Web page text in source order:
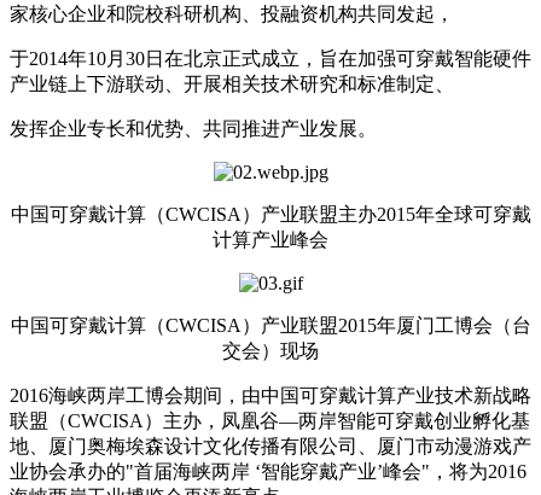
家核心企业和院校科研机构、投融资机构共同发起，
于2014年10月30日在北京正式成立，旨在加强可穿戴智能硬件
产业链上下游联动、开展相关技术研究和标准制定、
发挥企业专长和优势、共同推进产业发展。
中国可穿戴计算（CWCISA）产业联盟主办2015年全球可穿戴
计算产业峰会
中国可穿戴计算（CWCISA）产业联盟2015年厦门工博会（台
交会）现场
2016海峡两岸工博会期间，由中国可穿戴计算产业技术新战略
联盟（CWCISA）主办，凤凰谷—两岸智能可穿戴创业孵化基
地、厦门奥梅埃森设计文化传播有限公司、厦门市动漫游戏产
业协会承办的"首届海峡两岸 ‘智能穿戴产业’峰会"，将为2016